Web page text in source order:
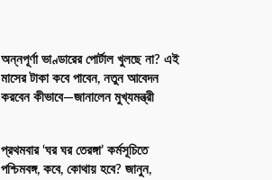
অন্নপূর্ণা ভাণ্ডারের পোর্টাল খুলছে না? এই
মাসের টাকা কবে পাবেন, নতুন আবেদন
করবেন কীভাবে—জানালেন মুখ্যমন্ত্রী
প্রথমবার ‘ঘর ঘর তেরঙ্গা’ কর্মসূচিতে
পশ্চিমবঙ্গ, কবে, কোথায় হবে? জানুন,